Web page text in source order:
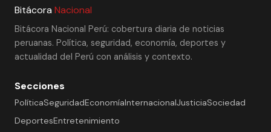
Bitácora Nacional
Bitácora Nacional Perú: cobertura diaria de noticias
peruanas. Política, seguridad, economía, deportes y
actualidad del Perú con análisis y contexto.
Secciones
PolíticaSeguridadEconomíaInternacionalJusticiaSociedad
DeportesEntretenimiento